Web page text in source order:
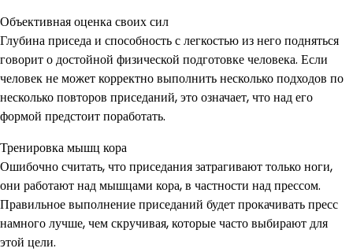
Объективная оценка своих сил
Глубина приседа и способность с легкостью из него подняться
говорит о достойной физической подготовке человека. Если
человек не может корректно выполнить несколько подходов по
несколько повторов приседаний, это означает, что над его
формой предстоит поработать.
Тренировка мышц кора
Ошибочно считать, что приседания затрагивают только ноги,
они работают над мышцами кора, в частности над прессом.
Правильное выполнение приседаний будет прокачивать пресс
намного лучше, чем скручивая, которые часто выбирают для
этой цели.